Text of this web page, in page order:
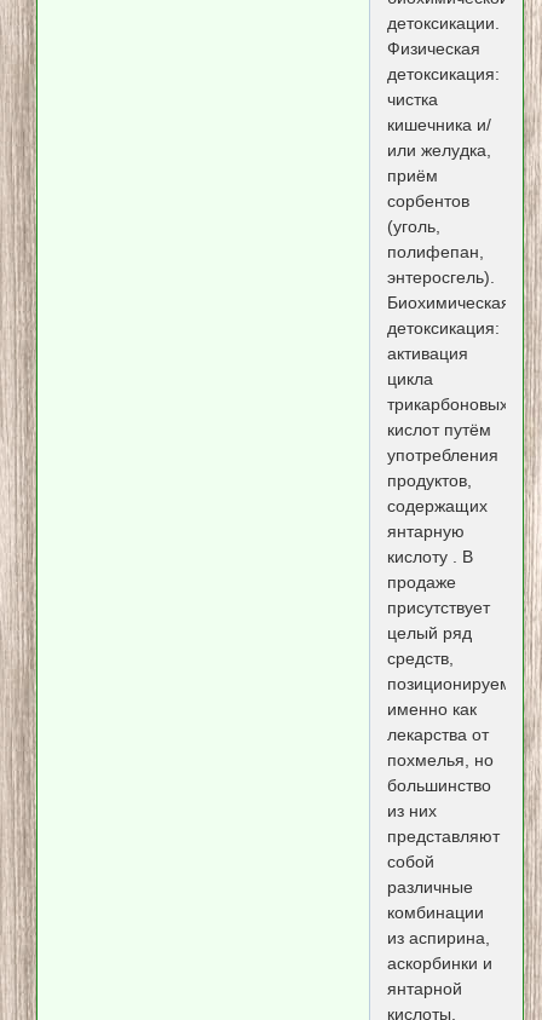
детоксикации.
Физическая
детоксикация:
чистка
кишечника и/
или желудка,
приём
сорбентов
(уголь,
полифепан,
энтеросгель).
Биохимическая
детоксикация:
активация
цикла
трикарбоновых
кислот путём
употребления
продуктов,
содержащих
янтарную
кислоту . В
продаже
присутствует
целый ряд
средств,
позиционируемых
именно как
лекарства от
похмелья, но
большинство
из них
представляют
собой
различные
комбинации
из аспирина,
аскорбинки и
янтарной
кислоты,